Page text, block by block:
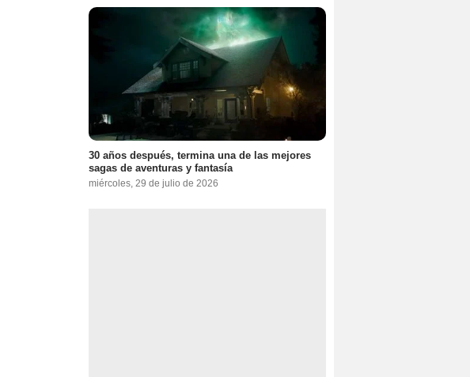
30 años después, termina una de las mejores
sagas de aventuras y fantasía
miércoles, 29 de julio de 2026